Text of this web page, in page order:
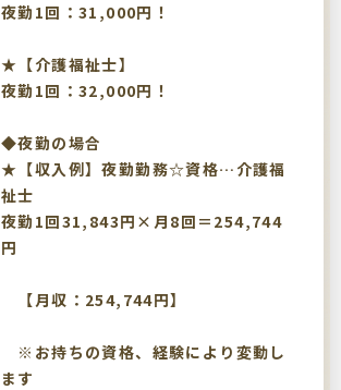
夜勤1回：31,000円！
★【介護福祉士】
夜勤1回：32,000円！
◆夜勤の場合
★【収入例】夜勤勤務☆資格…介護福
祉士
夜勤1回31,843円×月8回＝254,744
円
【月収：254,744円】
※お持ちの資格、経験により変動し
ます